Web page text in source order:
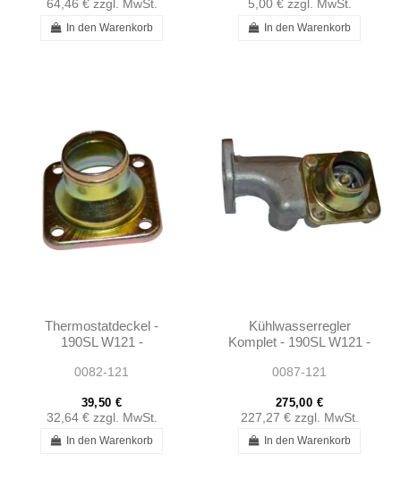
64,46 € zzgl. MwSt.
In den Warenkorb
5,00 € zzgl. MwSt.
In den Warenkorb
Thermostatdeckel -
190SL W121 -
0082-121
39,50 €
32,64 € zzgl. MwSt.
In den Warenkorb
Kühlwasserregler
Komplet - 190SL W121 -
0087-121
275,00 €
227,27 € zzgl. MwSt.
In den Warenkorb